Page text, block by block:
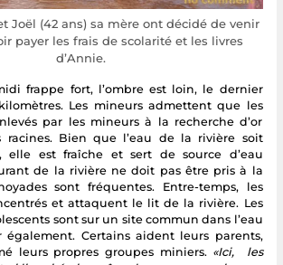
Joël (42 ans) sa mère ont décidé de venir
payer les frais de scolarité et les livres
d’Annie.
frappe fort, l’ombre est loin, le dernier
Les mineurs admettent que les
par les mineurs à la recherche d’or
racines. Bien que l’eau de la rivière soit
elle est fraîche et sert de source d’eau
de la rivière ne doit pas être pris à la
sont fréquentes. Entre-temps, les
et attaquent le lit de la rivière. Les
sont sur un site commun dans l’eau
Certains aident leurs parents,
leurs propres groupes miniers. «Ici, les